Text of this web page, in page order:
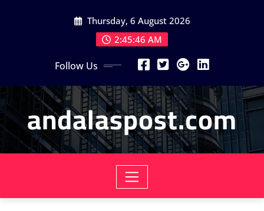
Thursday, 6 August 2026
2:45:48 AM
Follow Us
andalaspost.com